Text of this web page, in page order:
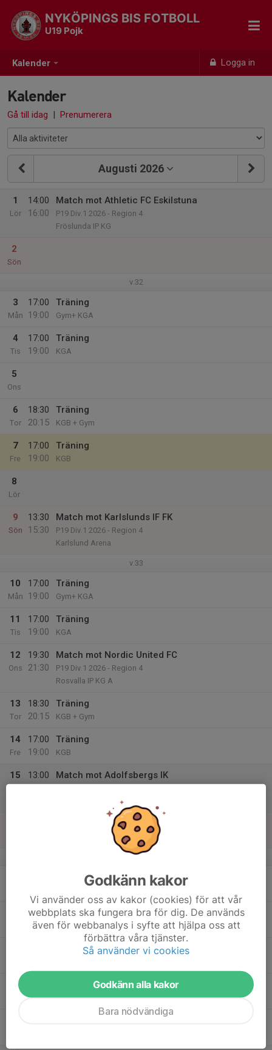
Kalender Logga in
NYKÖPINGS BIS FOTBOLL
U19 Pojk
Kalender
Gå till idag | Prenumerera
Augusti 2026
1
Lör
14:00
16:00
Match mot Athletic FC Eskilstuna
P19 Div.1 2026 - Region 4
Fröslunda IP KG
2
Sön
v.32
3
Mån
17:00
19:00
Träning
Gym+ KGA
4
Tis
17:00
19:00
Träning
KGA
5
Ons
6
Tor
18:30
20:15
Träning
KGB + Gym
7
Fre
17:00
19:00
Träning
KGB
8
Lör
9
Sön
13:30
15:30
Match mot Karlslunds IF FK
P19 Div.1 2026 - Region 4
Karlslund Arena
v.33
10
Mån
17:00
19:00
Träning
Gym+ KGA
11
Tis
17:00
19:00
Träning
KGA
12
Ons
19:30
21:30
Match mot Nordic United FC
P19 Div.1 2026 - Region 4
Rosvalla IP KG A
13
Tor
18:30
20:15
Träning
KGB + Gym
14
Fre
17:00
19:00
Träning
KGB
15
13:00
15:00
Match mot Adolfsbergs IK
v.34
Träning
17:00
19:00
Träning
KGA
20
20:15
KGB + Gym
Godkänn kakor
Vi använder oss av kakor (cookies) för att vår
webbplats ska fungera bra för dig. De används
även för webbanalys i syfte att hjälpa oss att
förbättra våra tjänster.
Så använder vi cookies
Godkänn alla kakor
Bara nödvändiga